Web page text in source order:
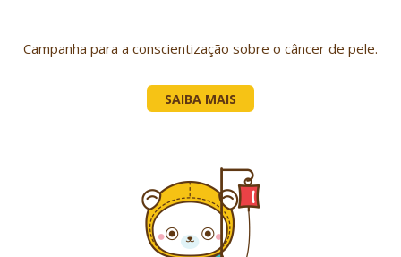
Campanha para a conscientização sobre o câncer de pele.
SAIBA MAIS